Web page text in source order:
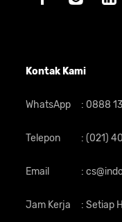
Kontak Kami
WhatsApp : 0888
Telepon : (021)
Email :
Jam Kerja : Setiap